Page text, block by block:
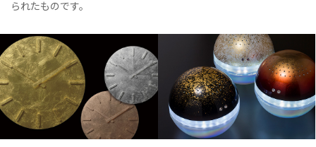
られたものです。